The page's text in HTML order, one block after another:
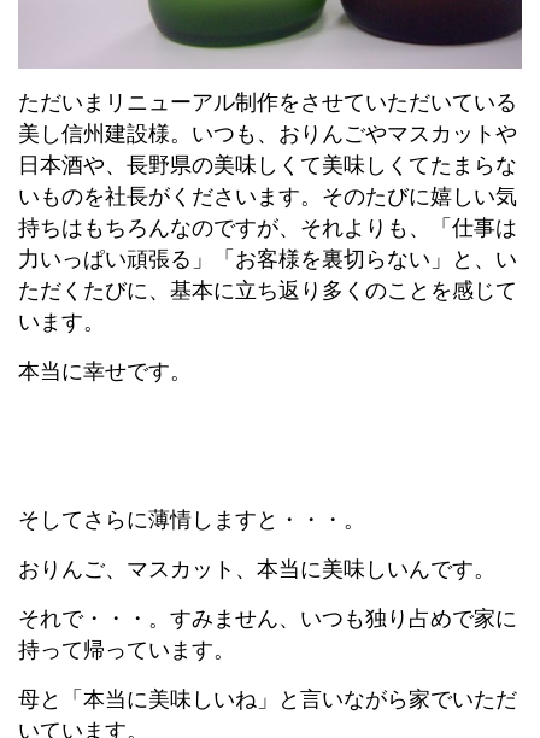
ただいまリニューアル制作をさせていただいている
美し信州建設様。いつも、おりんごやマスカットや
日本酒や、長野県の美味しくて美味しくてたまらな
いものを社長がくださいます。そのたびに嬉しい気
持ちはもちろんなのですが、それよりも、「仕事は
力いっぱい頑張る」「お客様を裏切らない」と、い
ただくたびに、基本に立ち返り多くのことを感じて
います。
本当に幸せです。
そしてさらに薄情しますと・・・。
おりんご、マスカット、本当に美味しいんです。
それで・・・。すみません、いつも独り占めで家に
持って帰っています。
母と「本当に美味しいね」と言いながら家でいただ
いています。